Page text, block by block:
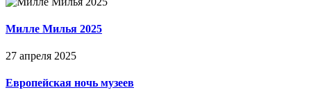
Милле Милья 2025
27 апреля 2025
Европейская ночь музеев